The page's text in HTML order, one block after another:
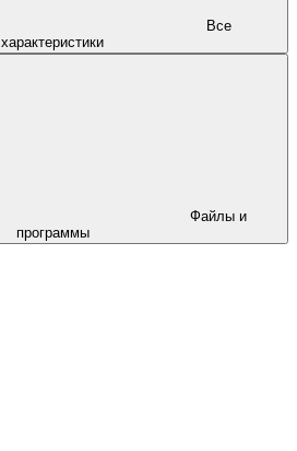
характеристики
программы